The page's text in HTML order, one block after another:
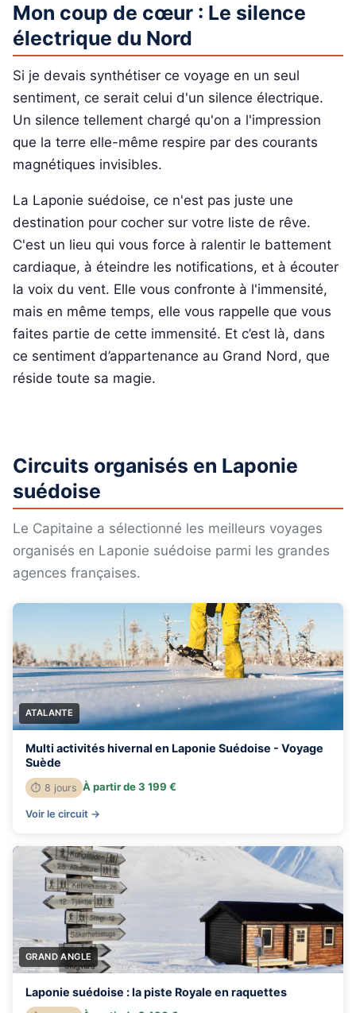
Mon coup de cœur : Le silence
électrique du Nord
Si je devais synthétiser ce voyage en un seul
sentiment, ce serait celui d'un silence électrique.
Un silence tellement chargé qu'on a l'impression
que la terre elle-même respire par des courants
magnétiques invisibles.
La Laponie suédoise, ce n'est pas juste une
destination pour cocher sur votre liste de rêve.
C'est un lieu qui vous force à ralentir le battement
cardiaque, à éteindre les notifications, et à écouter
la voix du vent. Elle vous confronte à l'immensité,
mais en même temps, elle vous rappelle que vous
faites partie de cette immensité. Et c’est là, dans
ce sentiment d’appartenance au Grand Nord, que
réside toute sa magie.
Circuits organisés en Laponie
suédoise
Le Capitaine a sélectionné les meilleurs voyages
organisés en Laponie suédoise parmi les grandes
agences françaises.
ATALANTE
Multi activités hivernal en Laponie Suédoise - Voyage
Suède
⏱ 8 jours À partir de 3 199 €
Voir le circuit →
GRAND ANGLE
Laponie suédoise : la piste Royale en raquettes